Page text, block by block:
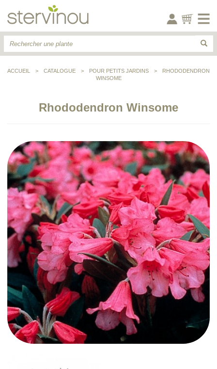
ACCUEIL > CATALOGUE > POUR PETITS JARDINS >
RHODODENDRON
WINSOME
Rhododendron Winsome